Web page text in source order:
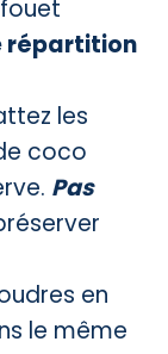
répartition
les
coco
Pas
en
le même